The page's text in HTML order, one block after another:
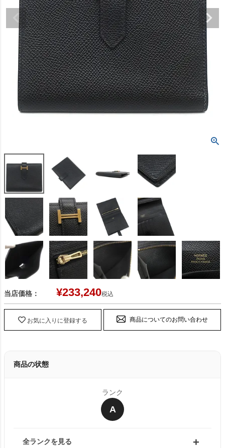
当店価格： ¥233,240税込
お気に入りに登録する 商品についてのお問い合わせ
商品の状態
ランク
A
全ランクを見る